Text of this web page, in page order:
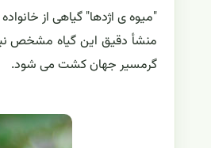
"میوه ی اژدها" گیاهی از
منشأ دقیق این گیاه مشخص
گرمسیر جهان کشت می شود.